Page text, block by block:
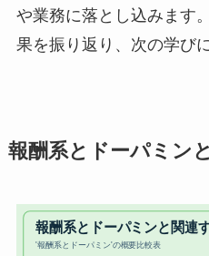
や業務に落とし込みます
果を振り返り、次の学び
報酬系とドーパミン